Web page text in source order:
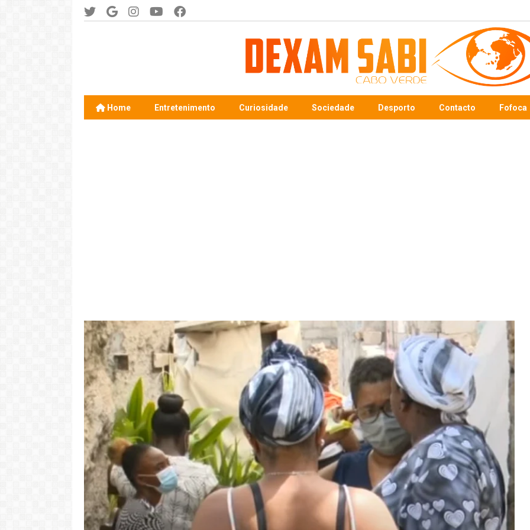
Home Entretenimento Curiosidade Sociedade Desporto Contacto Fofoca
Video: Mãe e Pai
surpreendido na Cabo
Verde. Es ka sa speraba
LER MAIS
Video: Tininho conquista
Josslyn em direto...
LER MAIS
"Com 16 anos fui para cama
com o Presidente "
LER MAIS